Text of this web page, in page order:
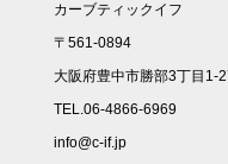
カーブティックイフ
〒561-0894
大阪府豊中市勝部3丁目1-
TEL.06-4866-6969
info@c-if.jp